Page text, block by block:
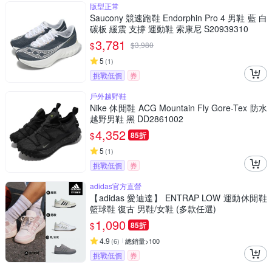
版型正常
Saucony 競速跑鞋 Endorphin Pro 4 男鞋 藍 白
碳板 緩震 支撐 運動鞋 索康尼 S20939310
$3,781 $3,980
5 (1)
挑戰低價
券
戶外越野鞋
Nike 休閒鞋 ACG Mountain Fly Gore-Tex 防水
越野男鞋 黑 DD2861002
$4,352 85折
5 (1)
挑戰低價
券
adidas官方直營
【adidas 愛迪達】 ENTRAP LOW 運動休閒鞋
籃球鞋 復古 男鞋/女鞋 (多款任選)
$1,090 85折
4.9 (6) 總銷量>100
挑戰低價
券